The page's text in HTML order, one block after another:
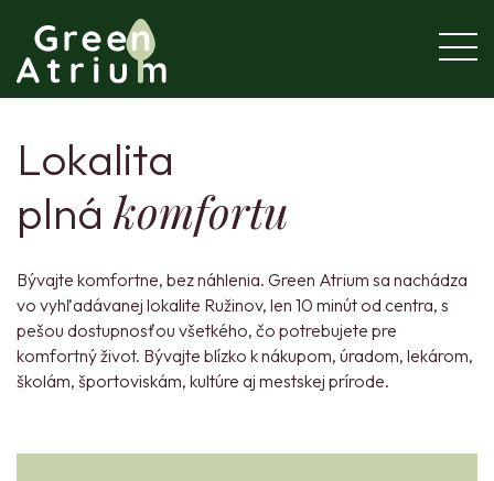
Lokalita
plnákomfortu
Bývajte komfortne, bez náhlenia. Green Atrium sa nachádza
vo vyhľadávanej lokalite Ružinov, len 10 minút od centra, s
pešou dostupnosťou všetkého, čo potrebujete pre
komfortný život. Bývajte blízko k nákupom, úradom, lekárom,
školám, športoviskám, kultúre aj mestskej prírode.